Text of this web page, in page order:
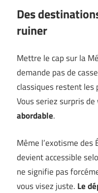
Des
ruiner
Mettre le cap sur la
demande pas de
classiques restent les
Vous seriez surpris
abordable.
Même l’exotisme des
devient accessible
ne signifie pas
vous visez juste. Le